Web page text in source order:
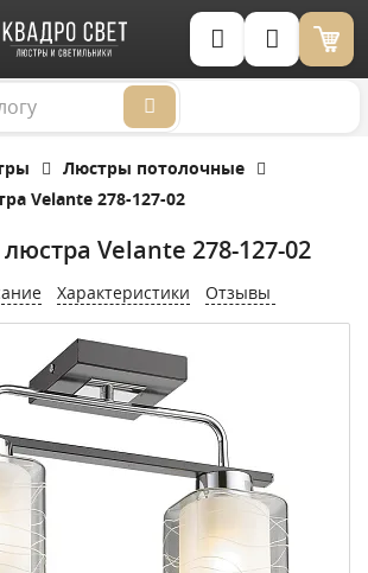
Корзина (0)
Люстры потолочные
Velante 278-127-02
Velante 278-127-02
Характеристики Отзывы